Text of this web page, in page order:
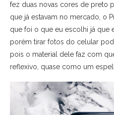
fez duas novas cores de preto
que já estavam no mercado, o
que foi o que eu escolhi já que
porém tirar fotos do celular
pois o material dele faz com
reflexivo, quase como um